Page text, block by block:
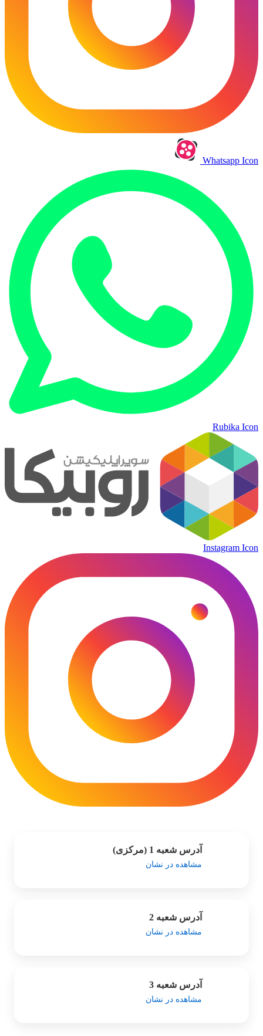
Whatsapp Icon
Rubika Icon
Instagram Icon
آدرس شعبه 1 (مرکزی)
مشاهده در نشان
آدرس شعبه 2
مشاهده در نشان
آدرس شعبه 3
مشاهده در نشان